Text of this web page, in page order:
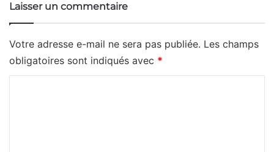
Laisser un commentaire
Votre adresse e-mail ne sera pas publiée. Les champs
obligatoires sont indiqués avec *